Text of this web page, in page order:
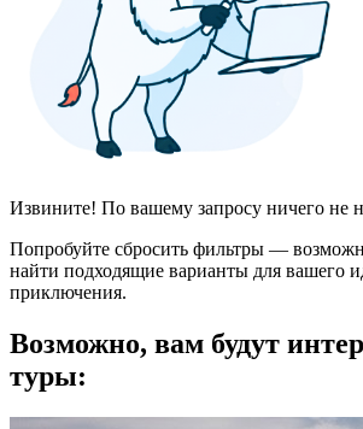
Извините! По вашему запросу ничего не
Попробуйте сбросить фильтры —
найти подходящие варианты для вашего
приключения.
Возможно, вам будут
туры: